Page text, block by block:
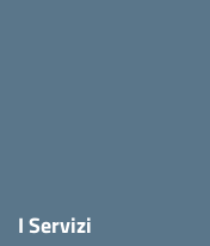
I Servizi